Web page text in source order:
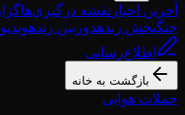
آخرین اخبار نقشه درگیری‌ها
جنگپخش زندهدوربین زنده
اطلاع‌رسانی
بازگشت به خانه
حملات هوایی